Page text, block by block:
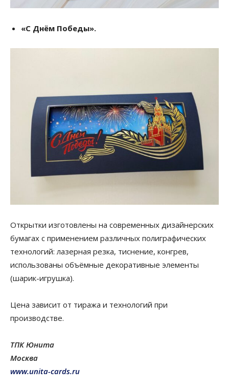
«С Днём Победы».
Открытки изготовлены на современных дизайнерских
бумагах с применением различных полиграфических
технологий: лазерная резка, тиснение, конгрев,
использованы объёмные декоративные элементы
(шарик-игрушка).
Цена зависит от тиража и технологий при
производстве.
ТПК Юнита
Москва
www.unita-cards.ru